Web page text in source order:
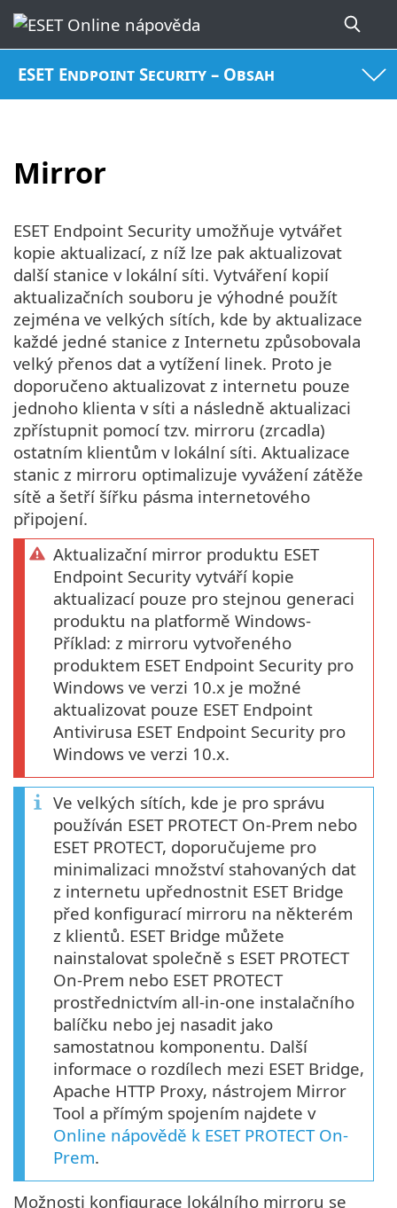
ESET Endpoint Security – Obsah
Mirror
ESET Endpoint Security umožňuje vytvářet
kopie aktualizací, z níž lze pak aktualizovat
další stanice v lokální síti. Vytváření kopií
aktualizačních souboru je výhodné použít
zejména ve velkých sítích, kde by aktualizace
každé jedné stanice z Internetu způsobovala
velký přenos dat a vytížení linek. Proto je
doporučeno aktualizovat z internetu pouze
jednoho klienta v síti a následně aktualizaci
zpřístupnit pomocí tzv. mirroru (zrcadla)
ostatním klientům v lokální síti. Aktualizace
stanic z mirroru optimalizuje vyvážení zátěže
sítě a šetří šířku pásma internetového
připojení.
Aktualizační mirror produktu ESET
Endpoint Security vytváří kopie
aktualizací pouze pro stejnou generaci
produktu na platformě Windows-
Příklad: z mirroru vytvořeného
produktem ESET Endpoint Security pro
Windows ve verzi 10.x je možné
aktualizovat pouze ESET Endpoint
Antivirusa ESET Endpoint Security pro
Windows ve verzi 10.x.
Ve velkých sítích, kde je pro správu
používán ESET PROTECT On-Prem nebo
ESET PROTECT, doporučujeme pro
minimalizaci množství stahovaných dat
z internetu upřednostnit ESET Bridge
před konfigurací mirroru na některém
z klientů. ESET Bridge můžete
nainstalovat společně s ESET PROTECT
On-Prem nebo ESET PROTECT
prostřednictvím all-in-one instalačního
balíčku nebo jej nasadit jako
samostatnou komponentu. Další
informace o rozdílech mezi ESET Bridge,
Apache HTTP Proxy, nástrojem Mirror
Tool a přímým spojením najdete v
Online nápovědě k ESET PROTECT On-
Prem.
Možnosti konfigurace lokálního mirroru se